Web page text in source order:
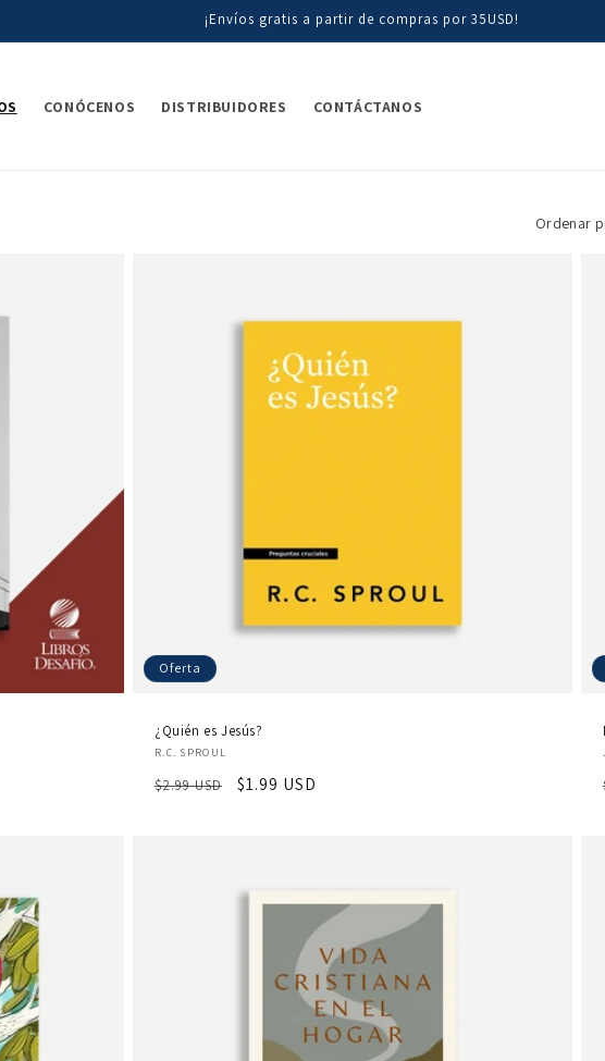
¡Envíos gratis a partir de compras por 35USD!
CONÓCENOS DISTRIBUIDORES CONTÁCTANOS
Ordenar
Oferta
¿Quién es Jesús?
Proveedor:
R.C. SPROUL
Precio
$2.99 USD
Precio
$1.99 USD